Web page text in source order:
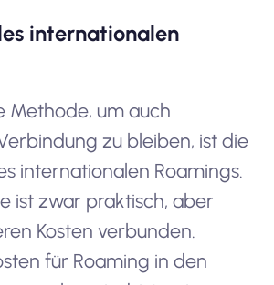
internationalen
Methode, um auch
zu bleiben, ist die
internationalen Roamings.
ist zwar praktisch, aber
Kosten verbunden.
für Roaming in den